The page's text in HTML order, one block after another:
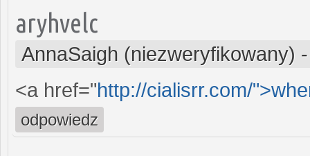
aryhvelc
AnnaSaigh (niezweryfikowany)
<a href="http://cialisrr.com/
odpowiedz